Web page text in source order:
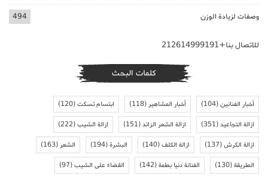
وصفات لزيادة الوزن 494
للاتصال بنا+212614999191
كلمات البحث
أخبار الفنانين(104) أخبار المشاهير(118) ابتسام تسكت(120)
ازالة التجاعيد(351) ازالة الشعر الزائد(151) ازالة الشيب(222)
ازالة الكرش(137) ازالة الكلف(140) البشرة(194) الشعر(163)
الطريقة(130) الفنانة دنيا بطمة(142) القضاء على الشيب(97)